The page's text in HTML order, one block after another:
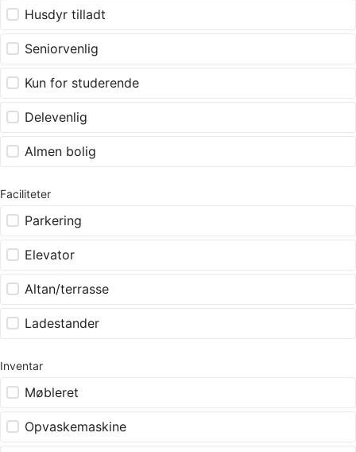
Husdyr tilladt
Seniorvenlig
Kun for studerende
Delevenlig
Almen bolig
Faciliteter
Parkering
Elevator
Altan/terrasse
Ladestander
Inventar
Møbleret
Opvaskemaskine